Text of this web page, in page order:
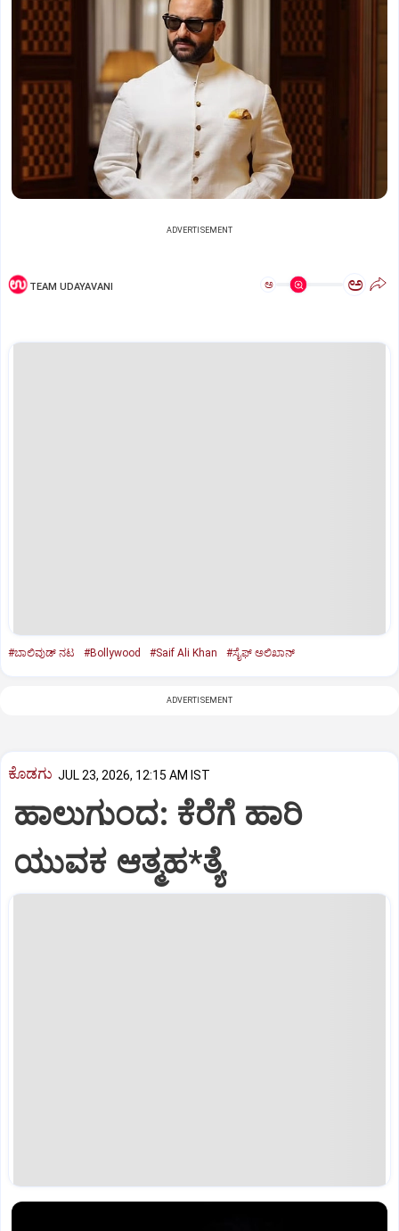
ADVERTISEMENT
TEAM UDAYAVANI ಅ ಅ
#ಬಾಲಿವುಡ್‌ ನಟ #Bollywood #Saif Ali Khan #ಸೈಫ್ ಅಲಿಖಾನ್‌
ADVERTISEMENT
ಕೊಡಗು JUL 23, 2026, 12:15 AM IST
ಹಾಲುಗುಂದ: ಕೆರೆಗೆ ಹಾರಿ
ಯುವಕ ಆತ್ಮಹ*ತ್ಯೆ